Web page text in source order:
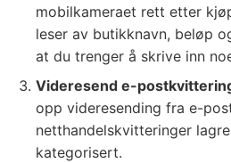
mobilkameraet rett etter
leser av butikknavn, beløp
at du trenger å skrive inn
Videresend e-
opp videresending fra e-
netthandelskvitteringer
kategorisert.